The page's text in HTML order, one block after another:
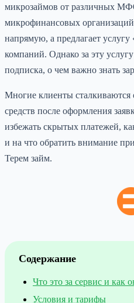
микрозаймов от различных
микрофинансовых
напрямую, а предлагает услугу
компаний. Однако за эту
подписка, о чем важно знать
Многие клиенты
средств после оформления
избежать скрытых платежей,
и на что обратить внимание
Терем займ.
Содержание
Что это за сервис и как
Условия и тарифы